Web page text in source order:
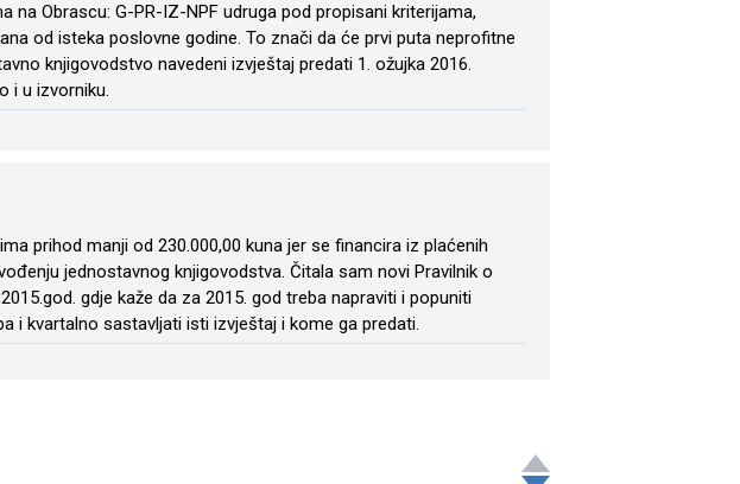
na Obrascu: G-PR-IZ-NPF udruga pod propisani kriterijama,
od isteka poslovne godine. To znači da će prvi puta neprofitne
knjigovodstvo navedeni izvještaj predati 1. ožujka 2016.
i u izvorniku.
prihod manji od 230.000,00 kuna jer se financira iz plaćenih
jednostavnog knjigovodstva. Čitala sam novi Pravilnik o
gdje kaže da za 2015. god treba napraviti i popuniti
i kvartalno sastavljati isti izvještaj i kome ga predati.